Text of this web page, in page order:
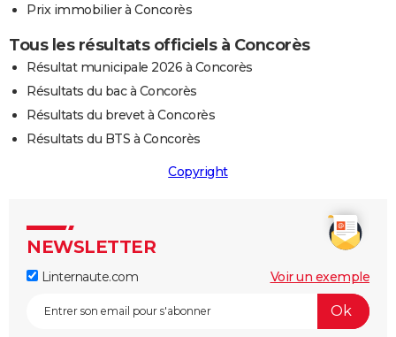
Prix immobilier à Concorès
Tous les résultats officiels à Concorès
Résultat municipale 2026 à Concorès
Résultats du bac à Concorès
Résultats du brevet à Concorès
Résultats du BTS à Concorès
Copyright
NEWSLETTER
Linternaute.com Voir un exemple